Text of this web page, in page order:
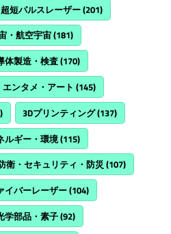
超短パルスレーザー(201)
・航空宇宙(181)
体製造・検査(170)
エンタメ・アート (145)
3Dプリンティング(137)
ルギー・環境(115)
衛・セキュリティ・防災(107)
イバーレーザー(104)
学部品・素子(92)